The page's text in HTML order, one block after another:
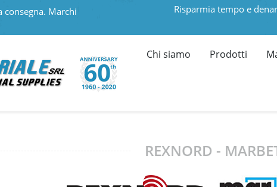
Marchi
Risparmia tempo e
Chi siamo Prodotti
REXNORD -